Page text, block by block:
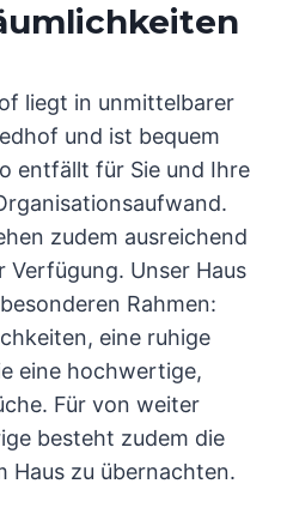
liegt in unmittelbarer
und ist bequem
entfällt für Sie und Ihre
zudem ausreichend
Verfügung. Unser Haus
Rahmen:
eine ruhige
eine hochwertige,
Für von weiter
besteht zudem die
Haus zu übernachten.